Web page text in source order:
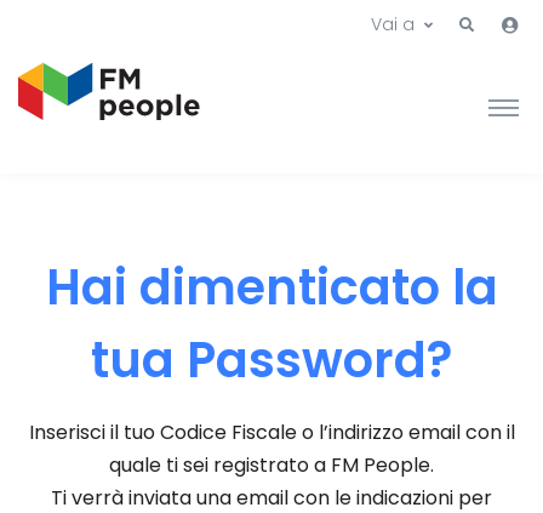
Vai a
Hai dimenticato la
tua Password?
Inserisci il tuo Codice Fiscale o l’indirizzo email con il
quale ti sei registrato a FM People.
Ti verrà inviata una email con le indicazioni per